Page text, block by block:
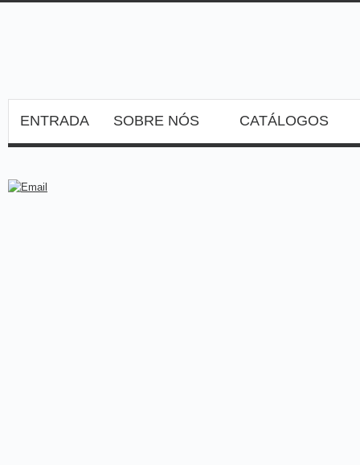
ENTRADA SOBRE NÓS CATÁLOGOS